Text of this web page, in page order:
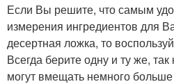
Если Вы решите, что самым
измерения ингредиентов для
десертная ложка, то
Всегда берите одну и ту же,
могут вмещать немного